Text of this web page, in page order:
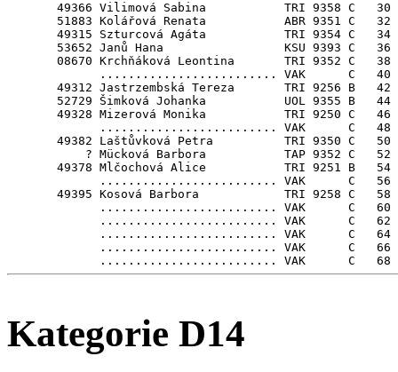
       49366 Vilimová Sabina           TRI 9358 C   30
       51883 Kolářová Renata           ABR 9351 C   32
       49315 Szturcová Agáta           TRI 9354 C   34
       53652 Janů Hana                 KSU 9393 C   36
       08670 Krchňáková Leontina       TRI 9352 C   38
             ......................... VAK      C   40
       49312 Jastrzembská Tereza       TRI 9256 B   42
       52729 Šimková Johanka           UOL 9355 B   44
       49328 Mizerová Monika           TRI 9250 C   46
             ......................... VAK      C   48
       49382 Laštůvková Petra          TRI 9350 C   50
           ? Mücková Barbora           TAP 9352 C   52
       49378 Mlčochová Alice           TRI 9251 B   54
             ......................... VAK      C   56
       49395 Kosová Barbora            TRI 9258 C   58
             ......................... VAK      C   60
             ......................... VAK      C   62
             ......................... VAK      C   64
             ......................... VAK      C   66
Kategorie D14